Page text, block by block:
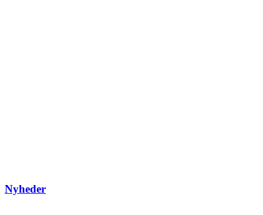
Nyheder